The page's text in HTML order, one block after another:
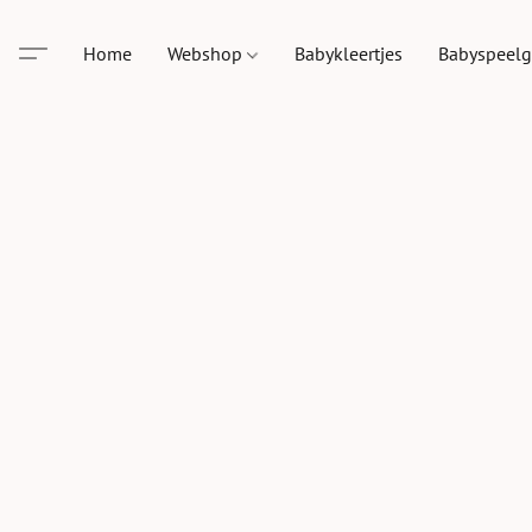
Home Webshop Babykleertjes